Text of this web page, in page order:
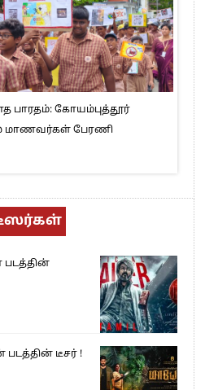
கோயம்புத்தூர்
மாணவர்கள் பேரணி
படத்தின்
படத்தின் டீசர் !